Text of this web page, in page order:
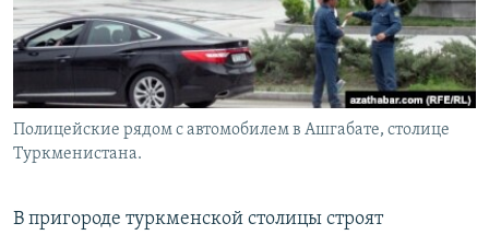
Полицейские рядом с автомобилем в Ашгабате, столице
Туркменистана.
В пригороде туркменской столицы строят